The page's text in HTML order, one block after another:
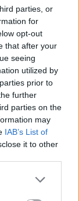
parties, or
for
opt-out
that after your
seeing
utilized by
prior to
further
parties on the
may
IAB’s List of
it to other
και
ο